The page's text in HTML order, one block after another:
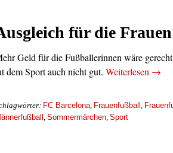
für die Frauen
Geld für die Fußballerinnen wäre
dem Sport auch nicht gut. Weiterlesen →
FC Barcelona Frauenfußball
Sommermärchen Sport